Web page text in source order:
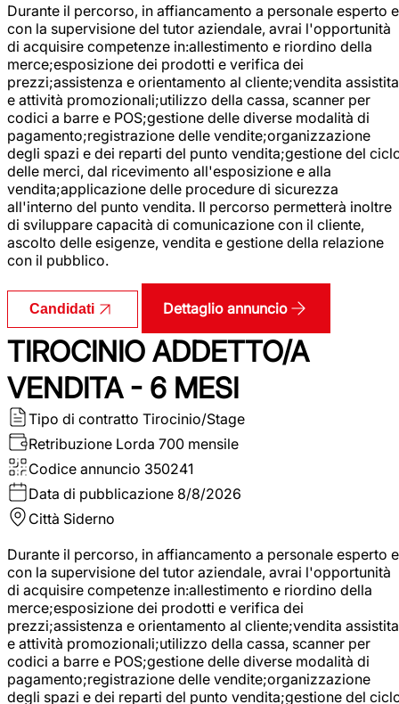
Durante il percorso, in affiancamento a personale esperto e
con la supervisione del tutor aziendale, avrai l'opportunità
di acquisire competenze in:allestimento e riordino della
merce;esposizione dei prodotti e verifica dei
prezzi;assistenza e orientamento al cliente;vendita assistita
e attività promozionali;utilizzo della cassa, scanner per
codici a barre e POS;gestione delle diverse modalità di
pagamento;registrazione delle vendite;organizzazione
degli spazi e dei reparti del punto vendita;gestione del
delle merci, dal ricevimento all'esposizione e alla
vendita;applicazione delle procedure di sicurezza
all'interno del punto vendita. Il percorso permetterà inoltre
di sviluppare capacità di comunicazione con il cliente,
ascolto delle esigenze, vendita e gestione della relazione
con il pubblico.
Candidati Dettaglio annuncio
TIROCINIO ADDETTO/A
VENDITA - 6 MESI
Tipo di contratto Tirocinio/Stage
Retribuzione Lorda 700 mensile
Codice annuncio 350241
Data di pubblicazione 8/8/2026
Città Siderno
Durante il percorso, in affiancamento a personale esperto e
con la supervisione del tutor aziendale, avrai l'opportunità
di acquisire competenze in:allestimento e riordino della
merce;esposizione dei prodotti e verifica dei
prezzi;assistenza e orientamento al cliente;vendita assistita
e attività promozionali;utilizzo della cassa, scanner per
codici a barre e POS;gestione delle diverse modalità di
pagamento;registrazione delle vendite;organizzazione
degli spazi e dei reparti del punto vendita;gestione del